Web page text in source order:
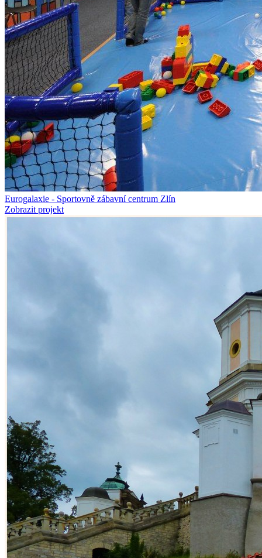
Eurogalaxie - Sportovně zábavní centrum Zlín
Zobrazit projekt